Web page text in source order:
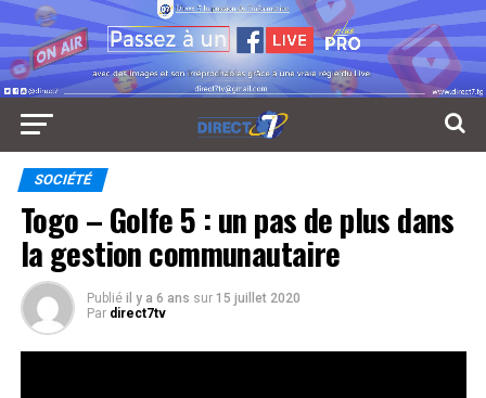
SOCIÉTÉ
Togo – Golfe 5 : un pas de plus dans
la gestion communautaire
Publié il y a 6 ans sur 15 juillet 2020
Par direct7tv